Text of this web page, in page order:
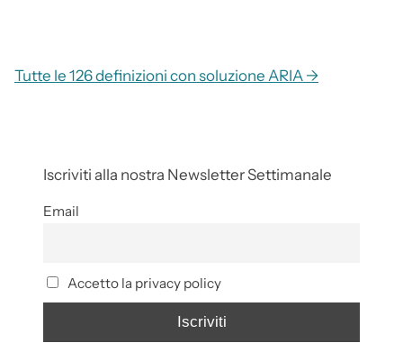
Tutte le 126 definizioni con soluzione ARIA →
Iscriviti alla nostra Newsletter Settimanale
Email
Accetto la privacy policy